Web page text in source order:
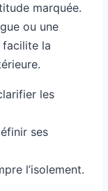
marquée.
ou une
facilite la
les
ses
l’isolement.